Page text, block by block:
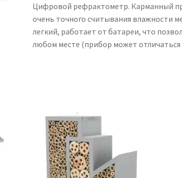
Цифровой рефрактометр. Карманный
очень точного считывания влажности
легкий, работает от батареи, что
любом месте (прибор может